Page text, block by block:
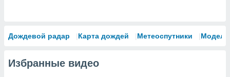
Дождевой радар Карта дождей Метеоспутники Модели
Избранные видео